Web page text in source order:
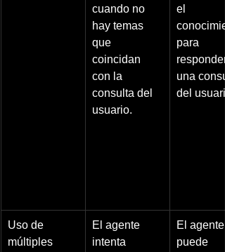
cuando no
hay temas
que
coincidan
con la
consulta del
usuario.
el
para
una
del
Uso de
múltiples
El agente
intenta
El agente
puede